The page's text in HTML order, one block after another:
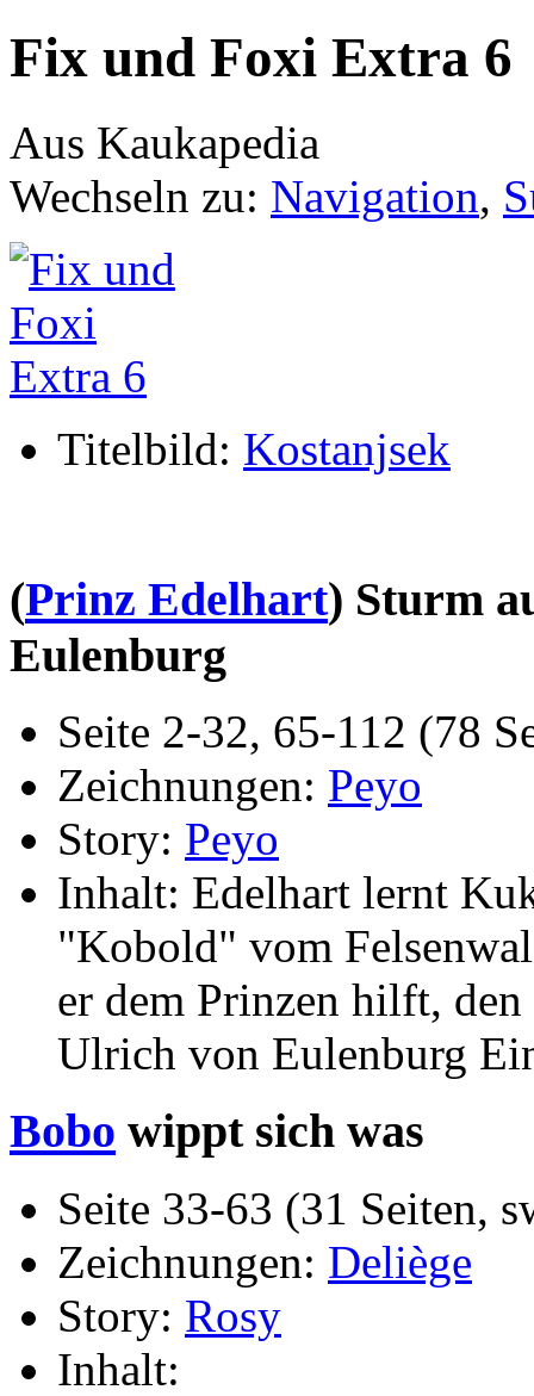
Fix und Foxi Extra 6
Aus Kaukapedia
Wechseln zu: Navigation,
Titelbild: Kostanjsek
(Prinz Edelhart) Sturm
Eulenburg
Seite 2-32, 65-112 (78
Zeichnungen: Peyo
Story: Peyo
Inhalt: Edelhart lernt
"Kobold" vom
er dem Prinzen hilft,
Ulrich von Eulenburg
Bobo wippt sich was
Seite 33-63 (31 Seiten,
Zeichnungen: Deliège
Story: Rosy
Inhalt: